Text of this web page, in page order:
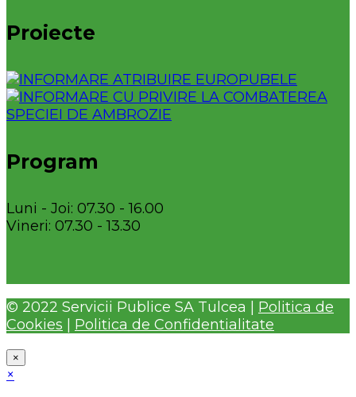
Proiecte
Program
Luni - Joi: 07.30 - 16.00
Vineri: 07.30 - 13.30
© 2022 Servicii Publice SA Tulcea | Politica de
Cookies
Politica de Confidentialitate
×
×